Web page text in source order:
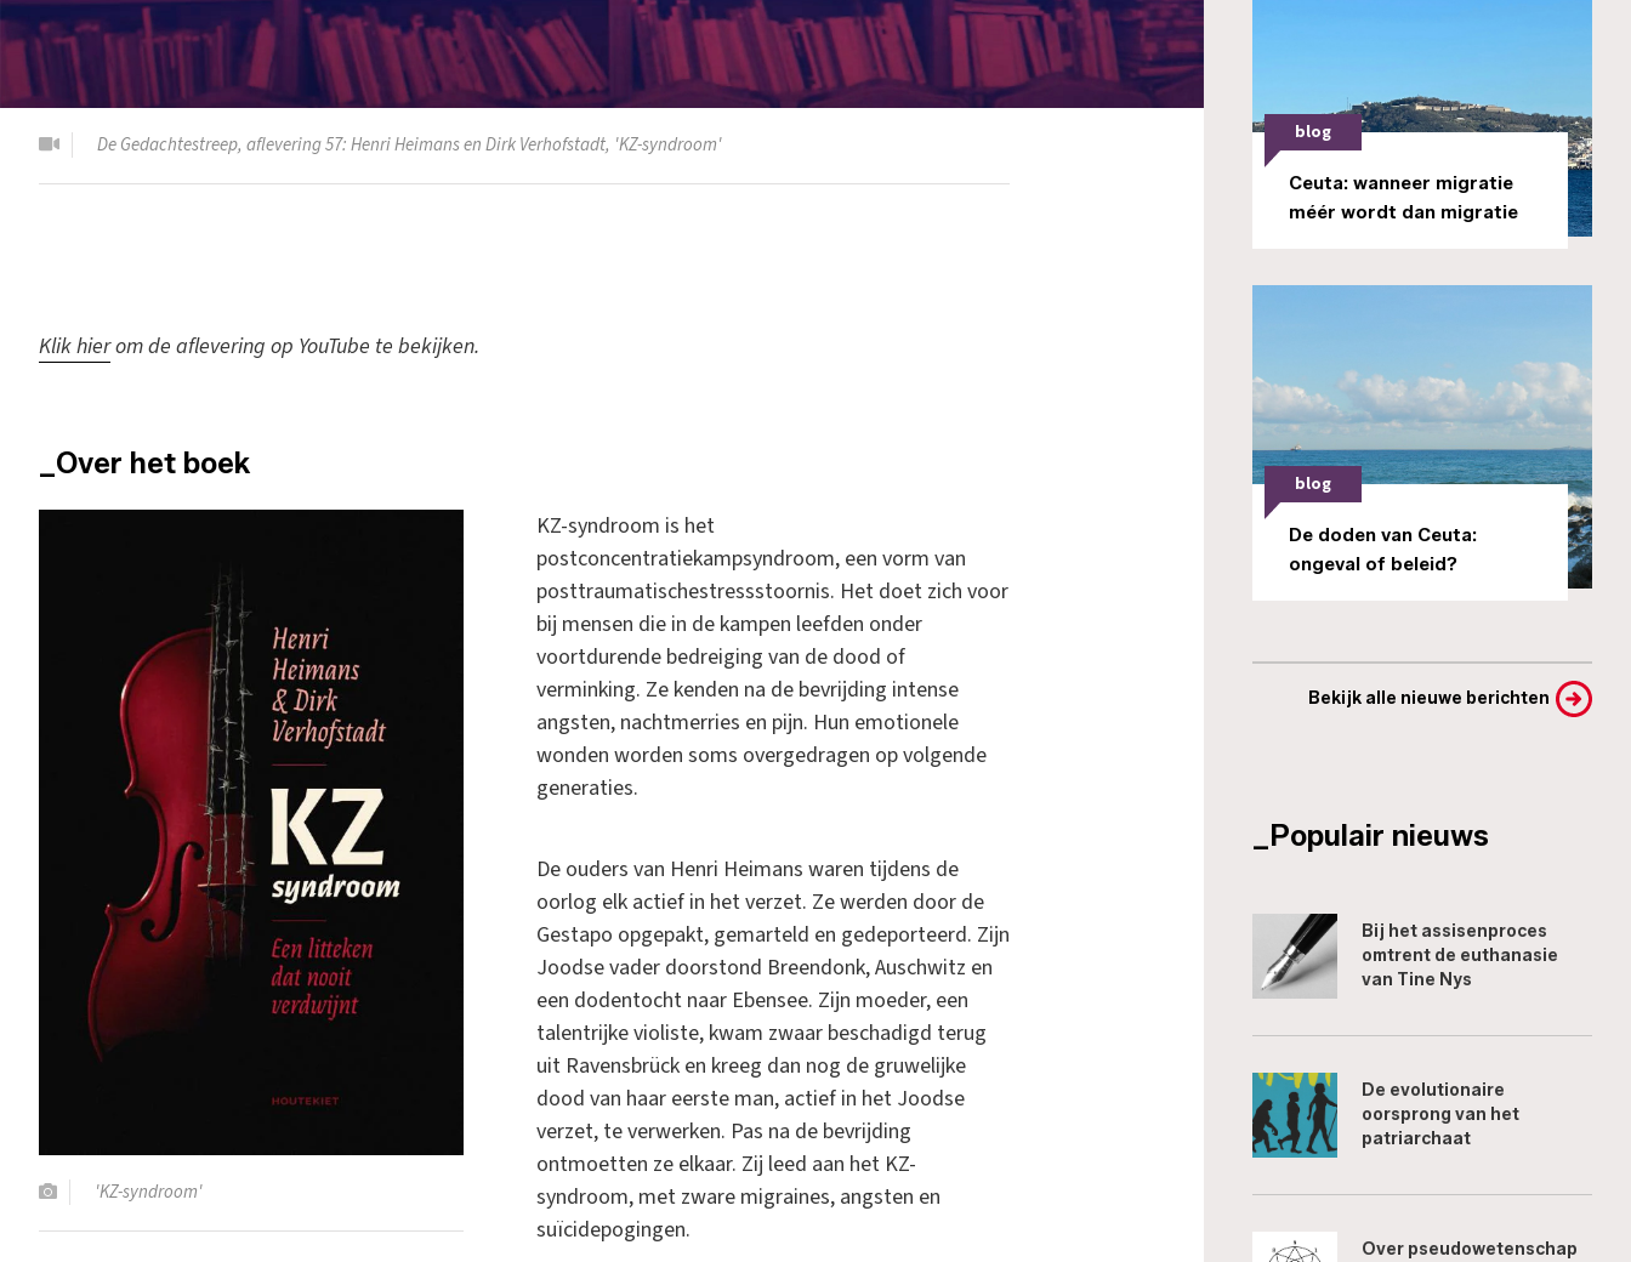
De Gedachtestreep, aflevering 57: Henri Heimans en Dirk Verhofstadt, 'KZ-syndroom'
Klik hierom de aflevering op YouTube te bekijken.
_Over het boek
'KZ-syndroom'
KZ-syndroom is het
postconcentratiekampsyndroom, een vorm van
posttraumatischestressstoornis. Het doet zich voor
bij mensen die in de kampen leefden onder
voortdurende bedreiging van de dood of
verminking. Ze kenden na de bevrijding intense
angsten, nachtmerries en pijn. Hun emotionele
wonden worden soms overgedragen op volgende
generaties.
De ouders van Henri Heimans waren tijdens de
oorlog elk actief in het verzet. Ze werden door de
Gestapo opgepakt, gemarteld en gedeporteerd. Zijn
Joodse vader doorstond Breendonk, Auschwitz en
een dodentocht naar Ebensee. Zijn moeder, een
talentrijke violiste, kwam zwaar beschadigd terug
uit Ravensbrück en kreeg dan nog de gruwelijke
dood van haar eerste man, actief in het Joodse
verzet, te verwerken. Pas na de bevrijding
ontmoetten ze elkaar. Zij leed aan het KZ-
syndroom, met zware migraines, angsten en
suïcidepogingen.
blog
Ceuta: wanneer migratie
méér wordt dan migratie
blog
De doden van Ceuta:
ongeval of beleid?
Bekijk alle nieuwe berichten
_Populair nieuws
Bij het assisenproces
omtrent de euthanasie
van Tine Nys
De evolutionaire
oorsprong van het
patriarchaat
Over pseudowetenschap